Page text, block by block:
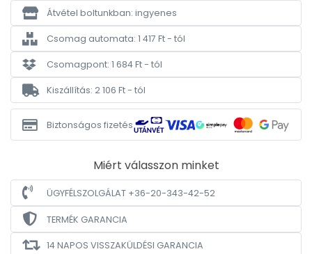
Átvétel boltunkban: ingyenes
Csomag automata: 1 417 Ft - tól
Csomagpont: 1 684 Ft - tól
Kiszállítás: 2 106 Ft - tól
Biztonságos fizetés
Miért válasszon minket
ÜGYFÉLSZOLGÁLAT +36-20-343-42-52
TERMÉK GARANCIA
14 NAPOS VISSZAKÜLDÉSI GARANCIA